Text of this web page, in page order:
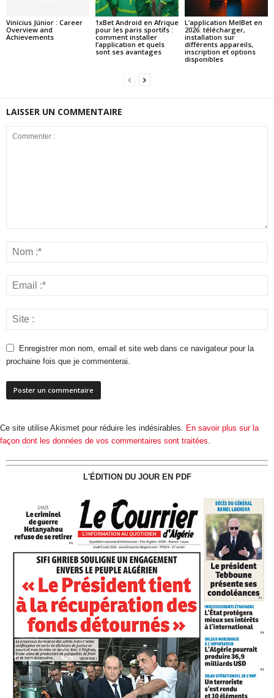
Vinícius Júnior : Career
Overview and
Achievements
1xBet Android en Afrique
pour les paris sportifs :
comment installer
l’application et quels
sont ses avantages
L’application MelBet en
2026: télécharger,
installation sur
différents appareils,
inscription et options
disponibles
LAISSER UN COMMENTAIRE
Enregistrer mon nom, email et site web dans ce navigateur pour la
prochaine fois que je commenterai.
Ce site utilise Akismet pour réduire les indésirables. En savoir plus sur la
façon dont les données de vos commentaires sont traitées
L'ÉDITION DU JOUR EN PDF